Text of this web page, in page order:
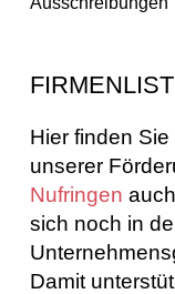
Hier finden
unserer
Nufringen
sich noch in
Damit